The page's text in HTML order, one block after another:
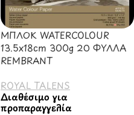
ΜΠΛΟΚ WATERCOLOUR
13.5x18cm 300g 20 ΦΥΛΛΑ
REMBRANT
ROYAL TALENS
Διαθέσιμο για
προπαραγγελία